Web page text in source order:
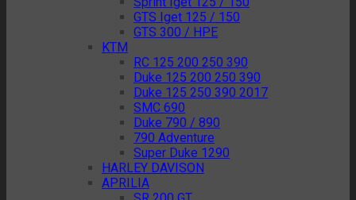
GTS Iget 125 / 150
GTS 300 / HPE
KTM
RC 125 200 250 390
Duke 125 200 250 390
Duke 125 250 390 2017
SMC 690
Duke 790 / 890
790 Adventure
Super Duke 1290
HARLEY DAVISON
APRILIA